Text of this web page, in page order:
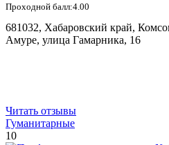
Проходной балл:4.00
681032, Хабаровский край,
Амуре, улица Гамарника, 16
Читать отзывы
Гуманитарные
10